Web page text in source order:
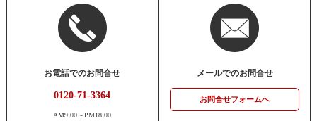
お電話でのお問合せ
0120-71-3364
AM9:00～PM18:00
メールでのお問合せ
お問合せフォームへ